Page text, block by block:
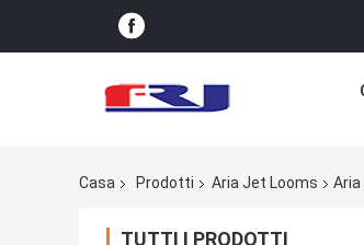
Casa Prodotti Aria Jet Looms
TUTTI I PRODOTTI